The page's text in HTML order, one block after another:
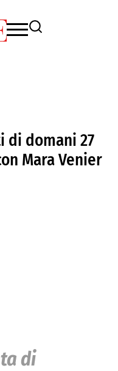
di domani 27
Mara Venier
di